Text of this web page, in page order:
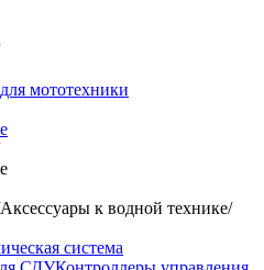
мототехники
Аксессуары к водной технике/
система